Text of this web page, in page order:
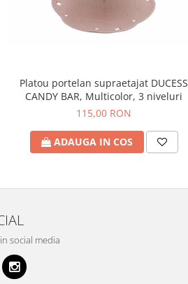
Platou portelan supraetajat DUCESS
CANDY BAR, Multicolor, 3 niveluri
115,00 RON
ADAUGA IN COS
social media